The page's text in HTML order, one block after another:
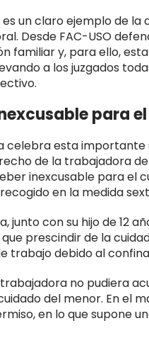
un claro ejemplo de
Desde FAC-USO
familiar y, para ello,
a los juzgados
para
celebra esta
de la trabajadora
inexcusable para el
en la medida
con su hijo de 12
prescindir de la
trabajo debido al
no pudiera
del menor. En el
en lo que supone